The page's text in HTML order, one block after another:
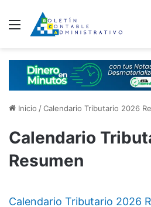
Menú
Inicio /Calendario Tributario 2026
Calendario
Resumen
Calendario Tributario 2026